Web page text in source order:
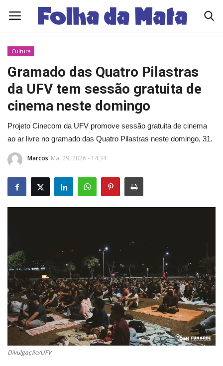
Quem Somos
Como Anunciar
Eleições 2026
Polícia/Acidente
UFV
Oportunidade
Sua Cidade
Tempo
Cultura
Gramado das Quatro Pilastras
da UFV tem sessão gratuita de
cinema neste domingo
Projeto Cinecom da UFV promove sessão gratuita de cinema
ao ar livre no gramado das Quatro Pilastras neste domingo, 31.
Marcos Mai 29, 2026 - 14:34
Divulgação/UFV